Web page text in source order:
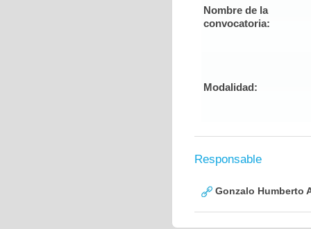
Nombre de la
convocatoria:
Modalidad:
Responsable
Gonzalo Humberto